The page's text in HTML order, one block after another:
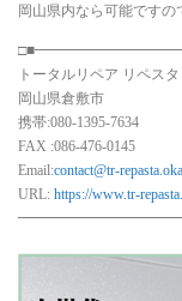
岡山県内なら可能ですの
トータルリペア リペスタ
岡山県倉敷市
携帯:080-1395-7634
FAX :086-476-0145
Email:contact@tr-
URL: https://www.tr-